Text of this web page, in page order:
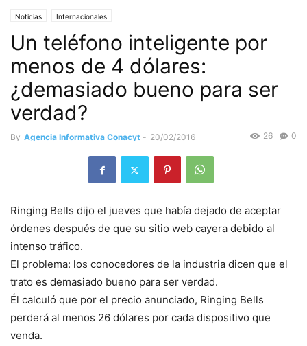
Noticias Internacionales
Un teléfono inteligente por
menos de 4 dólares:
¿demasiado bueno para ser
verdad?
By Agencia Informativa Conacyt - 20/02/2016 0
26
Ringing Bells dijo el jueves que había dejado de aceptar
órdenes después de que su sitio web cayera debido al
intenso tráfico.
El problema: los conocedores de la industria dicen que el
trato es demasiado bueno para ser verdad.
Él calculó que por el precio anunciado, Ringing Bells
perderá al menos 26 dólares por cada dispositivo que
venda.